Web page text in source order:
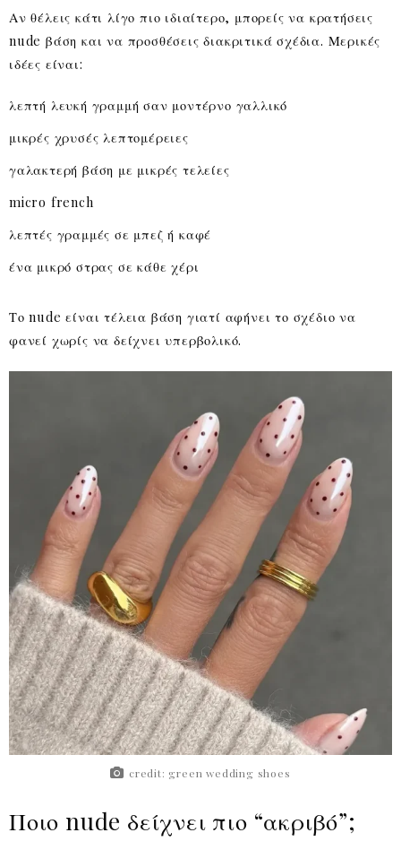
Αν θέλεις κάτι λίγο πιο ιδιαίτερο, μπορείς να κρατήσεις
nude βάση και να προσθέσεις διακριτικά σχέδια. Μερικές
ιδέες είναι:
λεπτή λευκή γραμμή σαν μοντέρνο γαλλικό
μικρές χρυσές λεπτομέρειες
γαλακτερή βάση με μικρές τελείες
micro french
λεπτές γραμμές σε μπεζ ή καφέ
ένα μικρό στρας σε κάθε χέρι
Το nude είναι τέλεια βάση γιατί αφήνει το σχέδιο να
φανεί χωρίς να δείχνει υπερβολικό.
credit: green wedding shoes
Ποιο nude δείχνει πιο “ακριβό”;